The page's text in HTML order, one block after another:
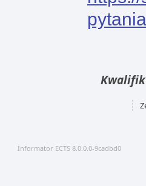
Informator ECTS 8.0.0.0-9cadbd0